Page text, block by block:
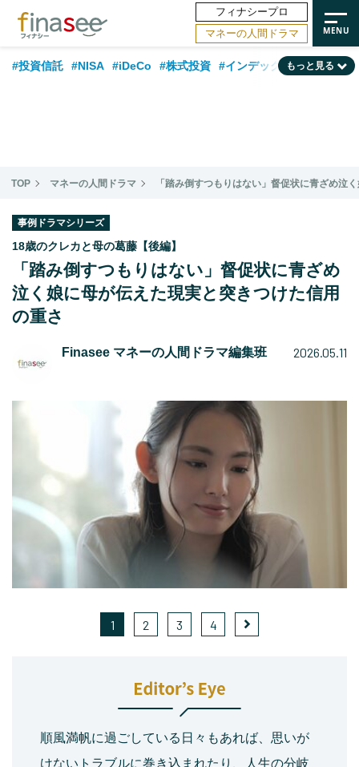
フィナシープロ
マネーの人間ドラマ
#投資信託 #NISA #iDeCo #株式投資 #インデックスファンド
#フィナンシャル・ウェルビーイング #データ・調査 #国内株式型
#60代
もっと見る
TOP マネーの人間ドラマ 「踏み倒すつもりはない」督促状に青ざめ泣
事例ドラマシリーズ
18歳のクレカと母の葛藤【後編】
「踏み倒すつもりはない」督促状に青ざめ
泣く娘に母が伝えた現実と突きつけた信用
の重さ
Finasee マネーの人間ドラマ編集班 2026.05.11
1 2 3 4
順風満帆に過ごしている日々もあれば、思いが
けないトラブルに巻き込まれたり、人生の分岐